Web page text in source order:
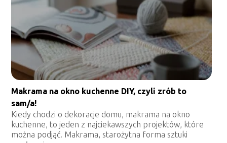
Makrama na okno kuchenne DIY, czyli zrób to
sam/a!
Kiedy chodzi o dekoracje domu, makrama na okno
kuchenne, to jeden z najciekawszych projektów, które
można podjąć. Makrama, starożytna forma sztuki